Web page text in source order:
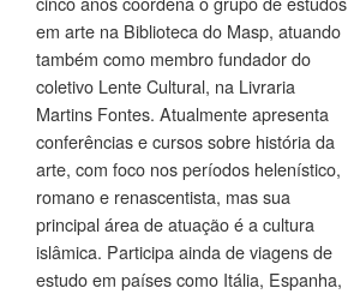
em arte na Biblioteca do Masp, atuando
também como membro fundador do
coletivo Lente Cultural, na Livraria
Martins Fontes. Atualmente apresenta
conferências e cursos sobre história da
arte, com foco nos períodos helenístico,
romano e renascentista, mas sua
principal área de atuação é a cultura
islâmica. Participa ainda de viagens de
estudo em países como Itália, Espanha,